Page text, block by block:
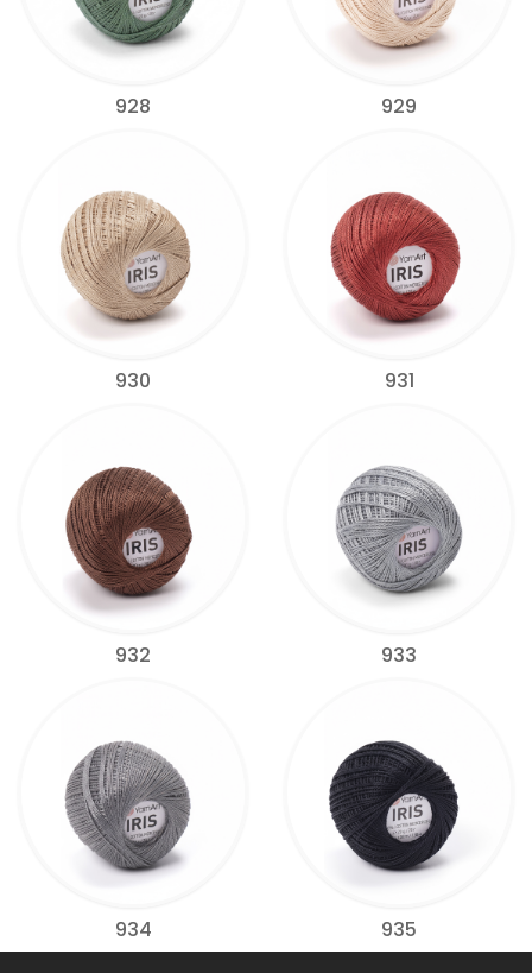
928 929
930 931
932 933
934 935